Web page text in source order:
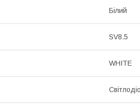
Білий
SV8.5
WHITE